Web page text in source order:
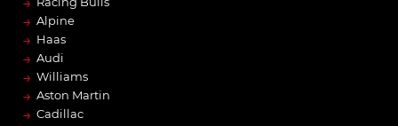
→ Alpine
→ Haas
→ Audi
→ Williams
→ Aston Martin
→ Cadillac